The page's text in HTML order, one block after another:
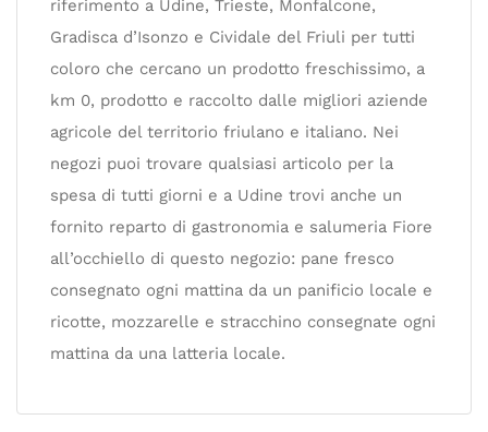
riferimento a Udine, Trieste, Monfalcone,
Gradisca d’Isonzo e Cividale del Friuli per tutti
coloro che cercano un prodotto freschissimo, a
km 0, prodotto e raccolto dalle migliori aziende
agricole del territorio friulano e italiano. Nei
negozi puoi trovare qualsiasi articolo per la
spesa di tutti giorni e a Udine trovi anche un
fornito reparto di gastronomia e salumeria Fiore
all’occhiello di questo negozio: pane fresco
consegnato ogni mattina da un panificio locale e
ricotte, mozzarelle e stracchino consegnate ogni
mattina da una latteria locale.